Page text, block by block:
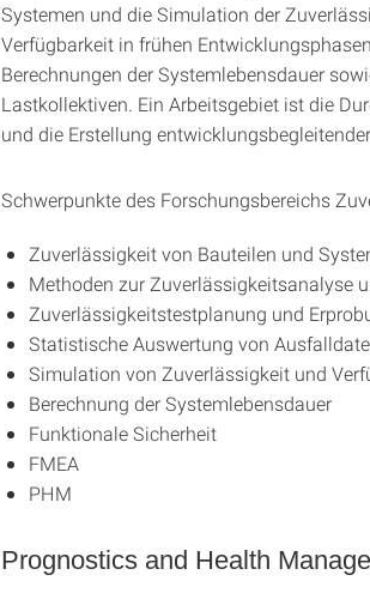
Systemen und die Simulation der
Verfügbarkeit in frühen
Berechnungen der Systemlebensdauer
Lastkollektiven. Ein Arbeitsgebiet ist die
und die Erstellung
Schwerpunkte des Forschungsbereichs
Zuverlässigkeit von Bauteilen und
Methoden zur Zuverlässigkeitsanalyse
Zuverlässigkeitstestplanung und
Statistische Auswertung von
Simulation von Zuverlässigkeit und
Berechnung der Systemlebensdauer
Funktionale Sicherheit
FMEA
PHM
Prognostics and Health